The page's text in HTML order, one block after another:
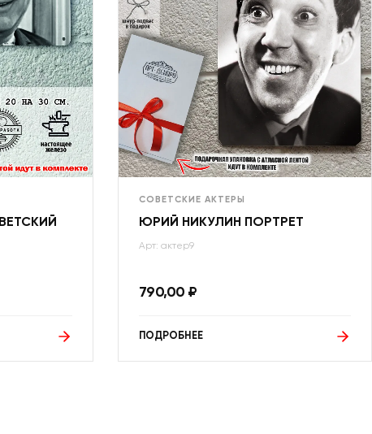
СОВЕТСКИЕ АКТЕРЫ
ЮРИЙ НИКУЛИН ПОРТРЕТ
Арт: актер9
790,00 ₽
ПОДРОБНЕЕ